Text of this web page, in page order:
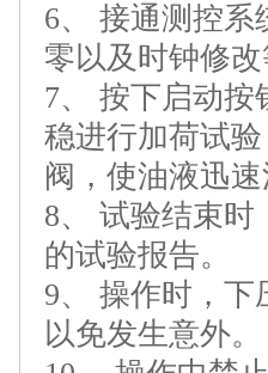
6、 接通测控
零以及时钟修
7、 按下启动
稳进行加荷试
阀，使油液迅
8、 试验结束时
的试验报告。
9、 操作时，下
以免发生意外。